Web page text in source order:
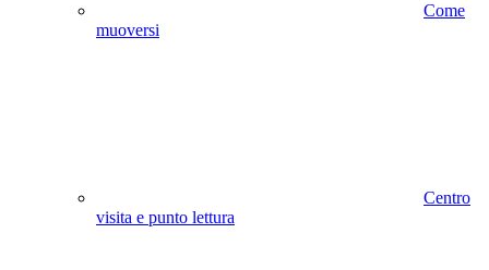
Come
muoversi
Centro
visita e punto lettura